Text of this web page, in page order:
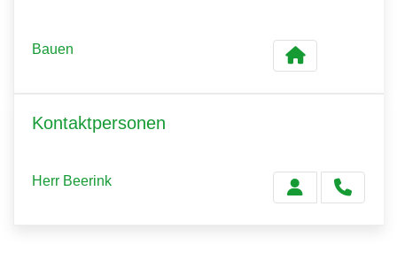
Bauen
Kontaktpersonen
Herr Beerink